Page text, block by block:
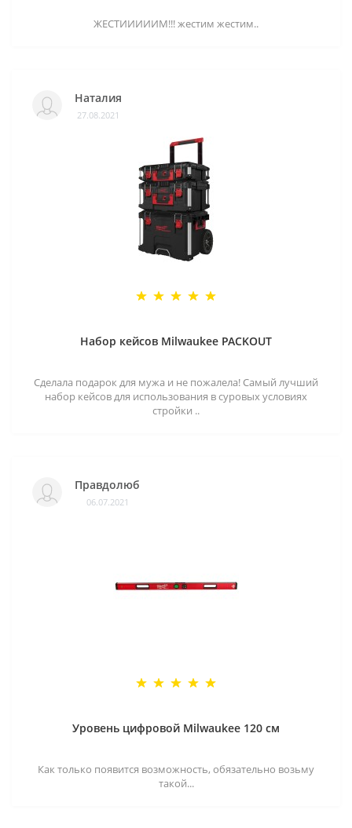
ЖЕСТИИИИИМ!!! жестим жестим..
Наталия
27.08.2021
Набор кейсов Milwaukee PACKOUT
Сделала подарок для мужа и не пожалела! Самый лучший
набор кейсов для использования в суровых условиях
стройки ..
Правдолюб
06.07.2021
Уровень цифровой Milwaukee 120 см
Как только появится возможность, обязательно возьму
такой...